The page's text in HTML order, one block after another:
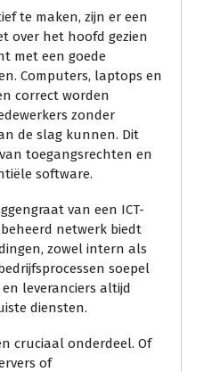
te maken, zijn er een
over het hoofd gezien
met een goede
Computers, laptops en
correct worden
zonder
de slag kunnen. Dit
toegangsrechten en
software.
van een ICT-
netwerk biedt
zowel intern als
soepel
leveranciers altijd
diensten.
cruciaal onderdeel. Of
of